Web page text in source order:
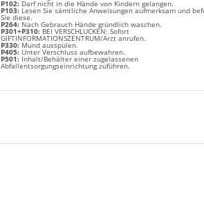
P102: Darf nicht in die Hände von Kindern gelangen.
P103: Lesen Sie sämtliche Anweisungen aufmerksam und
Sie diese.
P264: Nach Gebrauch Hände gründlich waschen.
P301+P310: BEI VERSCHLUCKEN: Sofort
GIFTINFORMATIONSZENTRUM/Arzt anrufen.
P330: Mund ausspülen.
P405: Unter Verschluss aufbewahren.
P501: Inhalt/Behälter einer zugelassenen
Abfallentsorgungseinrichtung zuführen.